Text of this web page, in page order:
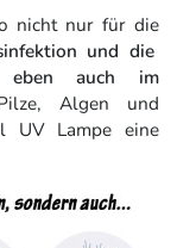
nicht nur für die
und die
eben auch im
Algen und
UV Lampe eine